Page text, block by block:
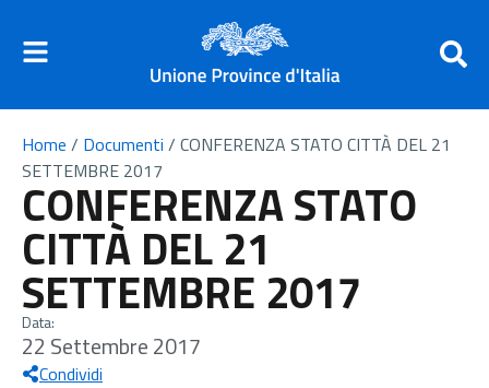
Home / Documenti / CONFERENZA STATO CITTÀ DEL 21
SETTEMBRE 2017
CONFERENZA STATO
CITTÀ DEL 21
SETTEMBRE 2017
Data:
22 Settembre 2017
Condividi